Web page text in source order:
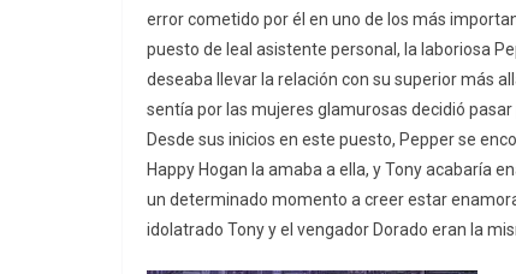
error cometido por él en uno de los más
puesto de leal asistente personal, la laboriosa
deseaba llevar la relación con su superior más
sentía por las mujeres glamurosas decidió
Desde sus inicios en este puesto, Pepper se
Happy Hogan la amaba a ella, y Tony acabaría
un determinado momento a creer estar
idolatrado Tony y el vengador Dorado eran la